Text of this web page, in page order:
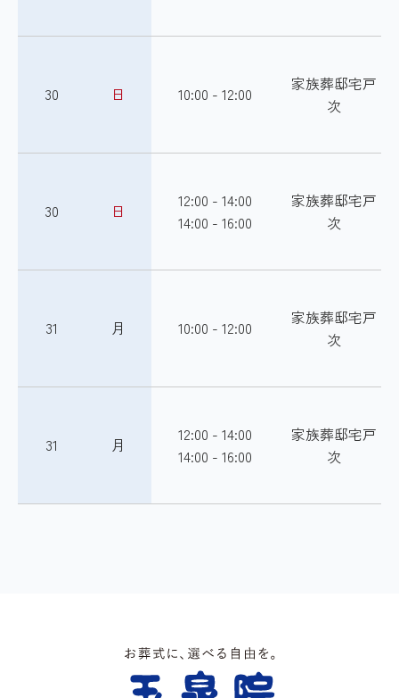
30 日 10:00 - 12:00
家族葬邸宅戸
次
30 日
12:00 - 14:00
14:00 - 16:00
家族葬邸宅戸
次
31 月 10:00 - 12:00
家族葬邸宅戸
次
31 月
12:00 - 14:00
14:00 - 16:00
家族葬邸宅戸
次